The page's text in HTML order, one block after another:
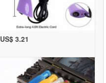
US$ 3.21